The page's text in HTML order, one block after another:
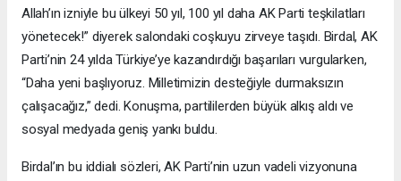
Allah’ın izniyle bu ülkeyi 50 yıl, 100 yıl daha AK Parti teşkilatları
yönetecek!” diyerek salondaki coşkuyu zirveye taşıdı. Birdal, AK
Parti’nin 24 yılda Türkiye’ye kazandırdığı başarıları vurgularken,
“Daha yeni başlıyoruz. Milletimizin desteğiyle durmaksızın
çalışacağız,” dedi. Konuşma, partililerden büyük alkış aldı ve
sosyal medyada geniş yankı buldu.
Birdal’ın bu iddialı sözleri, AK Parti’nin uzun vadeli vizyonuna